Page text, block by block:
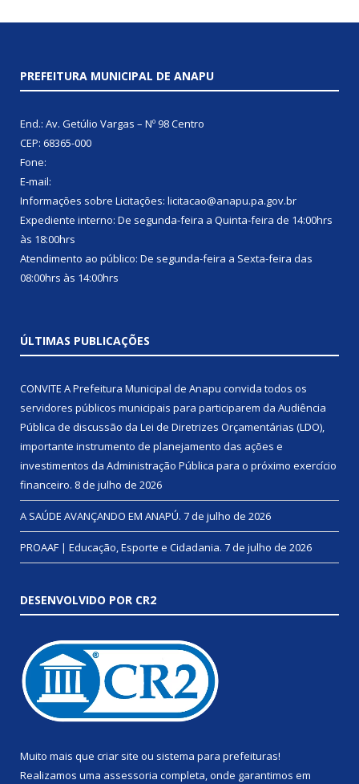
PREFEITURA MUNICIPAL DE ANAPU
End.: Av. Getúlio Vargas – Nº 98 Centro
CEP: 68365-000
Fone:
E-mail:
Informações sobre Licitações: licitacao@anapu.pa.gov.br
Expediente interno: De segunda-feira a Quinta-feira de 14:00hrs
às 18:00hrs
Atendimento ao público: De segunda-feira a Sexta-feira das
08:00hrs às 14:00hrs
ÚLTIMAS PUBLICAÇÕES
CONVITE A Prefeitura Municipal de Anapu convida todos os
servidores públicos municipais para participarem da Audiência
Pública de discussão da Lei de Diretrizes Orçamentárias (LDO),
importante instrumento de planejamento das ações e
investimentos da Administração Pública para o próximo exercício
financeiro. 8 de julho de 2026
A SAÚDE AVANÇANDO EM ANAPÚ. 7 de julho de 2026
PROAAF | Educação, Esporte e Cidadania. 7 de julho de 2026
DESENVOLVIDO POR CR2
Muito mais que criar site ou sistema para prefeituras!
Realizamos uma assessoria completa, onde garantimos em